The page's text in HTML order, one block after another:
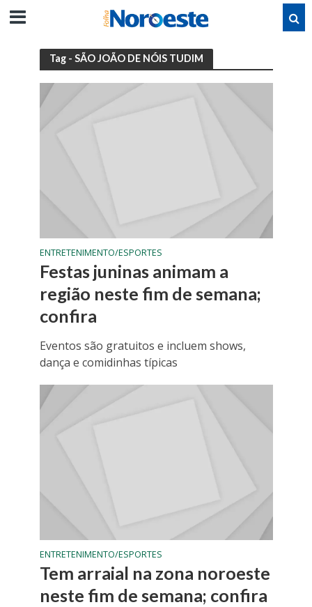
Tag - SÃO JOÃO DE NÓIS TUDIM
ENTRETENIMENTO/ESPORTES
Festas juninas animam a
região neste fim de semana;
confira
Eventos são gratuitos e incluem shows,
dança e comidinhas típicas
ENTRETENIMENTO/ESPORTES
Tem arraial na zona noroeste
neste fim de semana; confira